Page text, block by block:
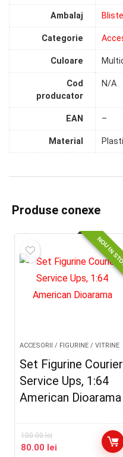
Ambalaj
Categorie
Culoare
Cod
producator
N/A
EAN –
Material
Produse conexe
NOU IN
ACCESORII / FIGURINE / VITRINE
Set Figurine Courier
Service Ups, 1:64
American Dioarama
100.00lei
Prețul
80.00 lei